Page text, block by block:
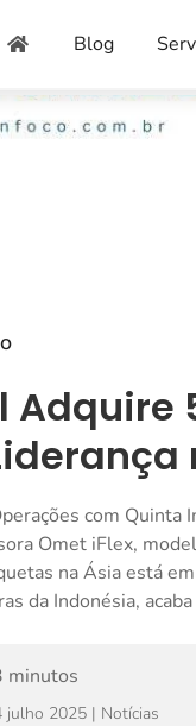
 Blog
Adquire
com
Omet iFlex,
na Ásia está
da Indonésia,
julho 2025 | Notícias